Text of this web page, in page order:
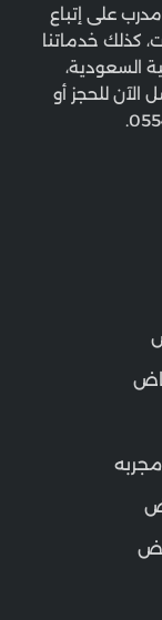
على إتباع
كذلك خدماتنا
السعودية،
الآن للحجز أو